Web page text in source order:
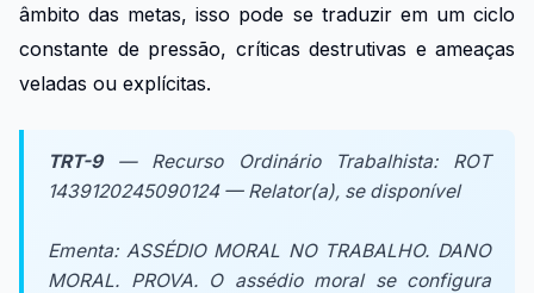
âmbito das metas, isso pode se traduzir em um ciclo
constante de pressão, críticas destrutivas e ameaças
veladas ou explícitas.
TRT-9— Recurso Ordinário Trabalhista: ROT
1439120245090124 — Relator(a), se disponível
Ementa:ASSÉDIO MORAL NO TRABALHO. DANO
MORAL. PROVA. O assédio moral se configura